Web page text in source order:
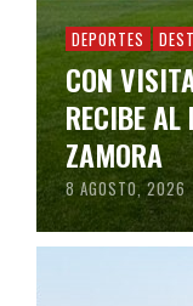
DEPORTES
CON
RECIBE AL
ZAMORA
8 AGOSTO, 2026